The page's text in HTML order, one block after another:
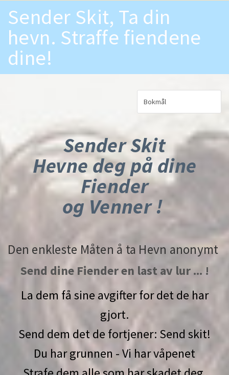
Sender Skit, Ta din
hevn. Straffe fiendene
dine!
Sender Skit
Hevne deg på dine
Fiender
og Venner !
Den enkleste Måten å ta Hevn anonymt
Send dine Fiender en last av lur ... !
La dem få sine avgifter for det de har
gjort.
Send dem det de fortjener: Send skit!
Du har grunnen - Vi har våpenet